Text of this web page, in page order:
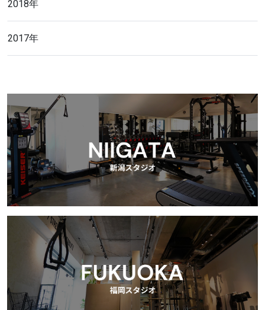
2018年
2017年